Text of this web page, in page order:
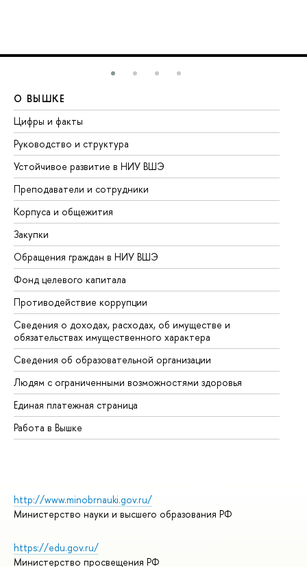
О ВЫШКЕ
Цифры и факты
Руководство и структура
Устойчивое развитие в НИУ ВШЭ
Преподаватели и сотрудники
Корпуса и общежития
Закупки
Обращения граждан в НИУ ВШЭ
Фонд целевого капитала
Противодействие коррупции
Сведения о доходах, расходах, об имуществе и
обязательствах имущественного характера
Сведения об образовательной организации
Людям с ограниченными возможностями здоровья
Единая платежная страница
Работа в Вышке
http://www.minobrnauki.gov.ru/
Министерство науки и высшего образования РФ
https://edu.gov.ru/
Министерство просвещения РФ